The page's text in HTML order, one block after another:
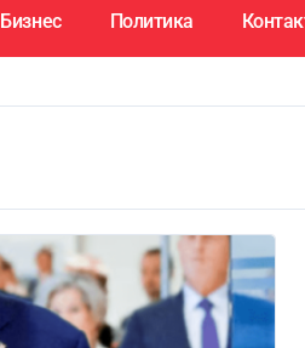
Бизнес Политика